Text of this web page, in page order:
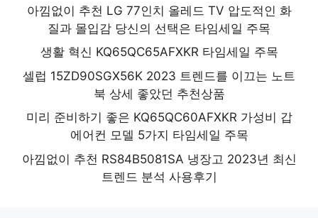
아낌없이 추천 LG 77인치 올레드 TV 압도적인 화
질과 몰입감 당신의 선택은 타임세일 주목
생활 혁신 KQ65QC65AFXKR 타임세일 주목
셀럽 15ZD90SGX56K 2023 트렌드를 이끄는 노트
북 상세 좋았던 추천상품
미리 준비하기 좋은 KQ65QC60AFXKR 가성비 갑
에어컨 모델 5가지 타임세일 주목
아낌없이 추천 RS84B5081SA 냉장고 2023년 최신
트렌드 분석 사용후기